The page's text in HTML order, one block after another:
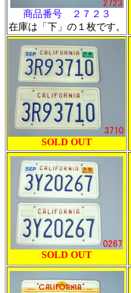
商品番号 ２７２３
在庫は「下」の１枚です。
SOLD OUT
SOLD OUT